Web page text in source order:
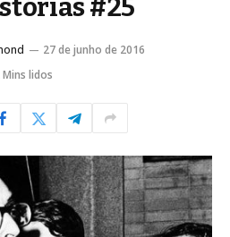
#25
27 de junho de 2016
Mins lidos